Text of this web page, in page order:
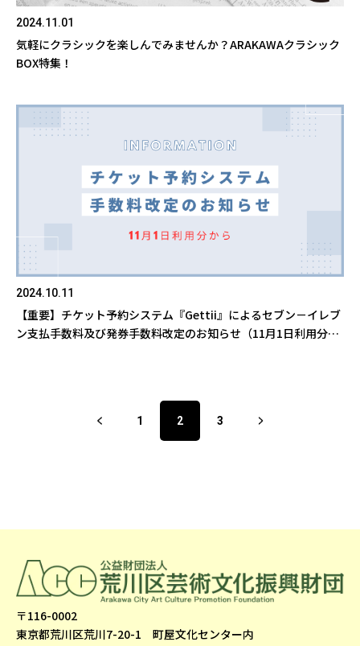
2024.11.01
気軽にクラシックを楽しんでみませんか？ARAKAWAクラシック
BOX特集！
2024.10.11
【重要】チケット予約システム『Gettii』によるセブン－イレブ
ン支払手数料及び発券手数料改定のお知らせ（11月1日利用分か
1 2 3
〒116-0002
東京都荒川区荒川7-20-1 町屋文化センター内